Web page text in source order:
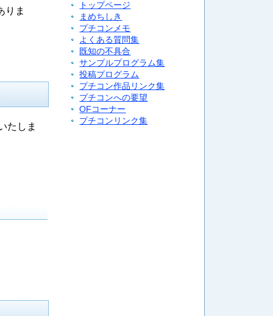
りま
たしま
トップページ
まめちしき
プチコンメモ
よくある質問集
既知の不具合
サンプルプログラム集
投稿プログラム
プチコン作品リンク集
プチコンへの要望
OFコーナー
プチコンリンク集